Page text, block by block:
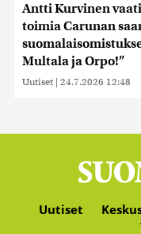
Antti Kurvinen
toimia Carunan
Multala ja Orpo!”
Uutiset | 24.7.2026 12:48
Uutiset